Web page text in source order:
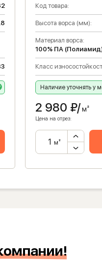
Код товара:
Высота ворса (мм):
Материал ворса:
100% ПА
Класс
Наличие уточнять у
2 980 ₽/м²
Цена на отрез:
м²